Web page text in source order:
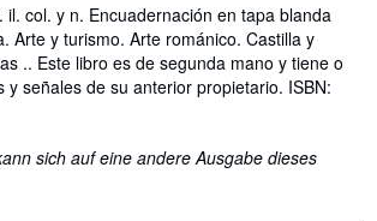
il. col. y n. Encuadernación en tapa blanda
Arte y turismo. Arte románico. Castilla y
.. Este libro es de segunda mano y tiene o
y señales de su anterior propietario. ISBN:
sich auf eine andere Ausgabe dieses